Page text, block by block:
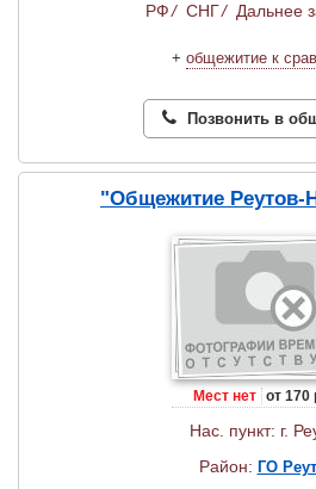
РФ/ СНГ/ Дальнее
+ общежитие к
Позвонить в
"Общежитие Реутов-
Мест нет от 170
Нас. пункт: г.
Район: ГО